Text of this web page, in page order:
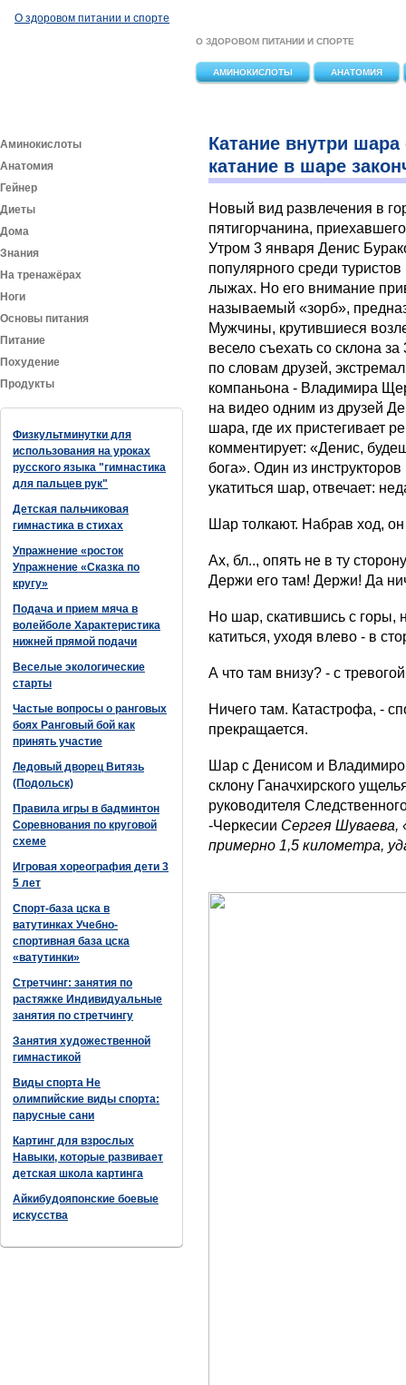
О здоровом питании и спорте
О ЗДОРОВОМ ПИТАНИИ И СПОРТЕ
АМИНОКИСЛОТЫ АНАТОМИЯ
Аминокислоты
Анатомия
Гейнер
Диеты
Дома
Знания
На тренажёрах
Ноги
Основы питания
Питание
Похудение
Продукты
Физкультминутки для
использования на уроках
русского языка "гимнастика
для пальцев рук"
Детская пальчиковая
гимнастика в стихах
Упражнение «росток
Упражнение «Сказка по
кругу»
Подача и прием мяча в
волейболе Характеристика
нижней прямой подачи
Веселые экологические
старты
Частые вопросы о ранговых
боях Ранговый бой как
принять участие
Ледовый дворец Витязь
(Подольск)
Правила игры в бадминтон
Соревнования по круговой
схеме
Игровая хореография дети 3
5 лет
Спорт-база цска в
ватутинках Учебно-
спортивная база цска
«ватутинки»
Стретчинг: занятия по
растяжке Индивидуальные
занятия по стретчингу
Занятия художественной
гимнастикой
Виды спорта Не
олимпийские виды спорта:
парусные сани
Картинг для взрослых
Навыки, которые развивает
детская школа картинга
Айкибудояпонские боевые
искусства
Катание внутри
катание в шаре
Новый вид развлечения в
пятигорчанина,
Утром 3 января Денис
популярного среди
лыжах. Но его внимание
называемый «зорб»,
Мужчины, крутившиеся
весело съехать со склона
по словам друзей,
компаньона - Владимира
на видео одним из друзей
шара, где их пристегивает
комментирует: «Денис,
бога». Один из
укатиться шар, отвечает:
Шар толкают. Набрав ход, он
Ах, бл.., опять не в ту
Держи его там! Держи! Да
Но шар, скатившись с горы,
катиться, уходя влево - в
А что там внизу? - с
Ничего там. Катастрофа, -
прекращается.
Шар с Денисом и
склону Ганачхирского
руководителя
-Черкесии Сергея Шуваева,
примерно 1,5 километра,